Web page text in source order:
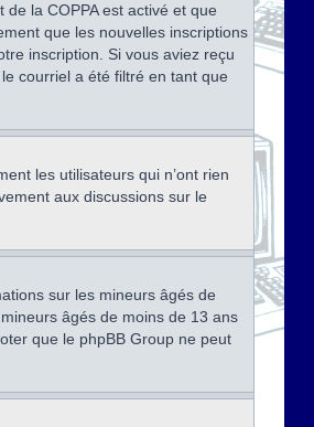
la COPPA est activé et que
que les nouvelles inscriptions
inscription. Si vous aviez reçu
courriel a été filtré en tant que
les utilisateurs qui n’ont rien
aux discussions sur le
sur les mineurs âgés de
âgés de moins de 13 ans
que le phpBB Group ne peut